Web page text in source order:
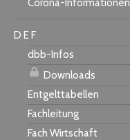
Corona-Informationen
D E F
dbb-Infos
Downloads
Entgelttabellen
Fachleitung
Fach Wirtschaft